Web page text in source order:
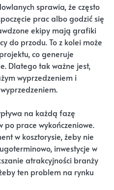
sprawia, że często
prac albo godzić się
ekipy mają grafiki
do przodu. To z kolei może
co generuje
Dlatego tak ważne jest,
wyprzedzeniem i
na każdą fazę
prace wykończeniowe.
w kosztorysie, żeby nie
inwestycje w
atrakcyjności branży
ten problem na rynku